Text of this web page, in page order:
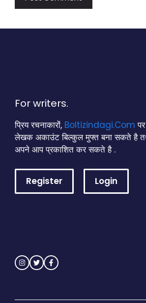
For writers.
प्रिय रचनाकारों, Boltizindagi.Com
लेखक अकाउंट बिल्कुल मुफ्त बना सकते है
अपने आप प्रकाशित कर सकते है .
Register Login